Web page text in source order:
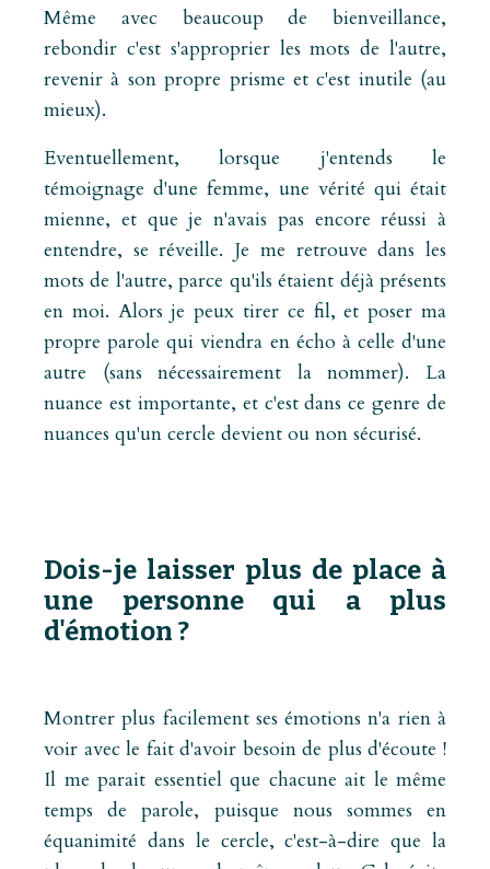
Même avec beaucoup de bienveillance,
rebondir c'est s'approprier les mots de l'autre,
revenir à son propre prisme et c'est inutile (au
mieux).
Eventuellement, lorsque j'entends le
témoignage d'une femme, une vérité qui était
mienne, et que je n'avais pas encore réussi à
entendre, se réveille. Je me retrouve dans les
mots de l'autre, parce qu'ils étaient déjà présents
en moi. Alors je peux tirer ce fil, et poser ma
propre parole qui viendra en écho à celle d'une
autre (sans nécessairement la nommer). La
nuance est importante, et c'est dans ce genre de
nuances qu'un cercle devient ou non sécurisé.
Dois-je laisser plus de place à
une personne qui a plus
d'émotion ?
Montrer plus facilement ses émotions n'a rien à
voir avec le fait d'avoir besoin de plus d'écoute !
Il me parait essentiel que chacune ait le même
temps de parole, puisque nous sommes en
équanimité dans le cercle, c'est-à-dire que la